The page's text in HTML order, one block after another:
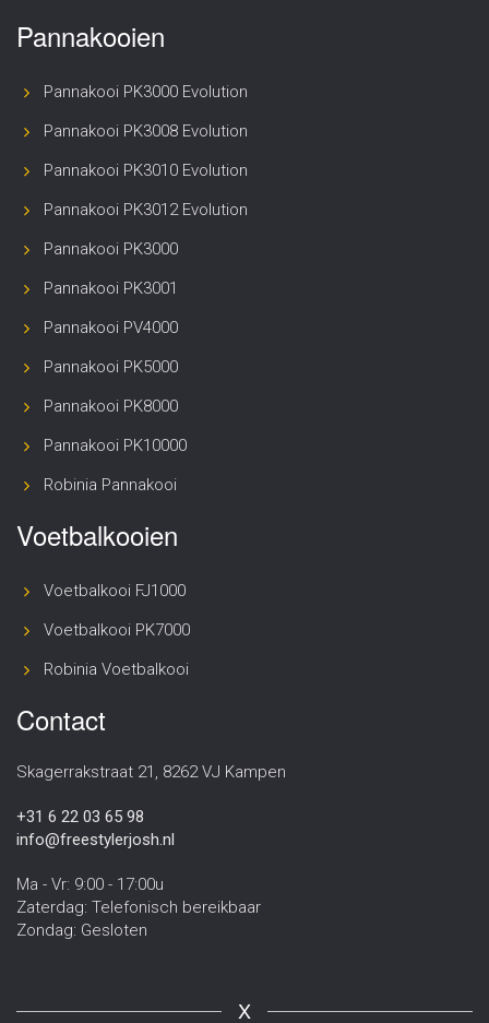
Pannakooien
Pannakooi PK3000 Evolution
Pannakooi PK3008 Evolution
Pannakooi PK3010 Evolution
Pannakooi PK3012 Evolution
Pannakooi PK3000
Pannakooi PK3001
Pannakooi PV4000
Pannakooi PK5000
Pannakooi PK8000
Pannakooi PK10000
Robinia Pannakooi
Voetbalkooien
Voetbalkooi FJ1000
Voetbalkooi PK7000
Robinia Voetbalkooi
Contact
Skagerrakstraat 21, 8262 VJ Kampen
+31 6 22 03 65 98
info@freestylerjosh.nl
Ma - Vr: 9:00 - 17:00u
Zaterdag: Telefonisch bereikbaar
Zondag: Gesloten
X